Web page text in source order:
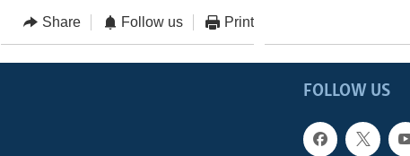
Share Follow us Print
FOLLOW US